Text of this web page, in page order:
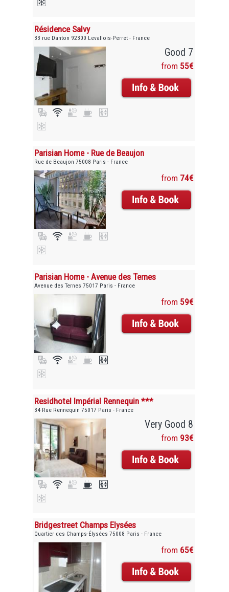
Résidence Salvy
33 rue Danton 92300 Levallois-Perret - France
Good 7
from 55€
Parisian Home - Rue de Beaujon
Rue de Beaujon 75008 Paris - France
from 74€
Parisian Home - Avenue des Ternes
Avenue des Ternes 75017 Paris - France
from 59€
Residhotel Impérial Rennequin ***
34 Rue Rennequin 75017 Paris - France
Very Good 8
from 93€
Bridgestreet Champs Elysées
Quartier des Champs-Élysées 75008 Paris - France
from 65€